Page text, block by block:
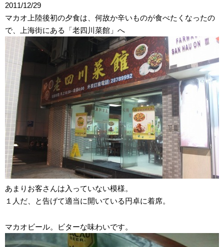
2011/12/29
マカオ上陸後初の夕食は、何故か辛いものが食べたくなったの
で、上海街にある「老四川菜館」へ
あまりお客さんは入っていない模様。
１人だ、と告げて適当に開いている円卓に着席。
マカオビール。ビターな味わいです。